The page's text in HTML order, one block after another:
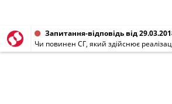
Запитання-відповідь від